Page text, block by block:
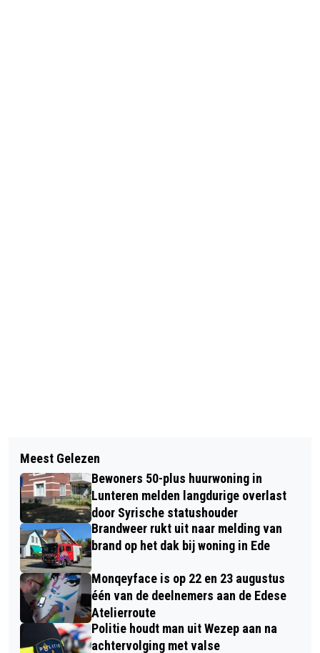
BINNEN EEN JAAR LAATSTE
VAKANTIEWONINGEN OP RESORT
VELUWE IN DE VERKOOP
DTS EDE KANTELT DE WEDSTRIJD IN
WIERDEN
Meest Gelezen
Bewoners 50-plus huurwoning in
Lunteren melden langdurige overlast
door Syrische statushouder
Brandweer rukt uit naar melding van
brand op het dak bij woning in Ede
Monqeyface is op 22 en 23 augustus
één van de deelnemers aan de Edese
Atelierroute
Politie houdt man uit Wezep aan na
achtervolging met valse